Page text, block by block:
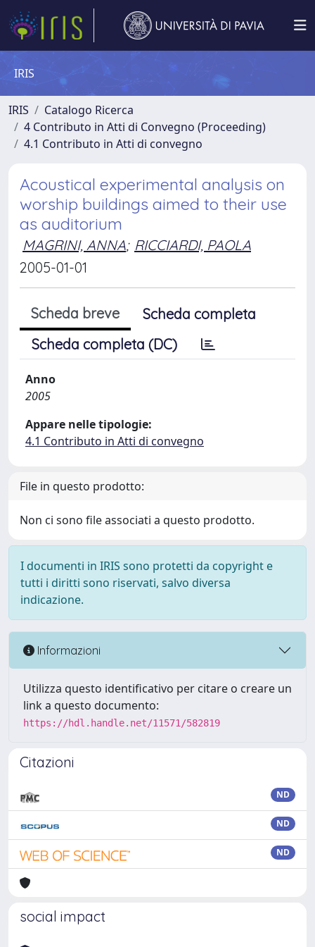
IRIS
IRIS
Catalogo Ricerca
4 Contributo in Atti di Convegno (Proceeding)
4.1 Contributo in Atti di convegno
Acoustical experimental analysis on
worship buildings aimed to their use
as auditorium
MAGRINI, ANNA; RICCIARDI, PAOLA
2005-01-01
Scheda breve
Scheda completa
Scheda completa (DC)
Anno
2005
Appare nelle tipologie:
4.1 Contributo in Atti di convegno
File in questo prodotto:
Non ci sono file associati a questo prodotto.
I documenti in IRIS sono protetti da copyright e
tutti i diritti sono riservati, salvo diversa
indicazione.
Informazioni
Utilizza questo identificativo per citare o creare un
link a questo documento:
https://hdl.handle.net/11571/582819
Citazioni
ND
ND
ND
social impact